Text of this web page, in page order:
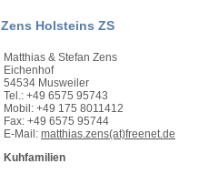
Zens Holsteins ZS
Matthias & Stefan Zens
Eichenhof
54534 Musweiler
Tel.: +49 6575 95743
Mobil: +49 175 8011412
Fax: +49 6575 95744
E-Mail: matthias.zens(at)freenet.de
Kuhfamilien